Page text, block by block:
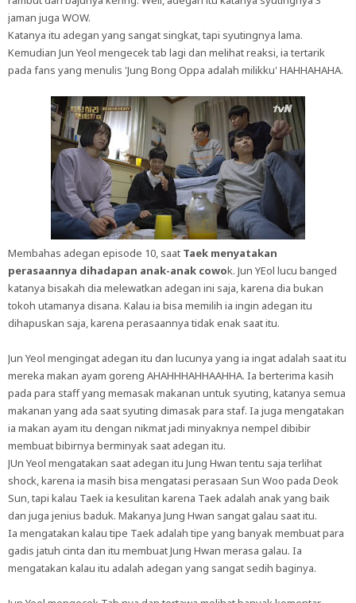
jaman juga WOW.
Katanya itu adegan yang sangat singkat, tapi syutingnya lama.
Kemudian Jun Yeol mengecek tab lagi dan melihat reaksi, ia tertarik
pada fans yang menulis 'Jung Bong Oppa adalah milikku' HAHHAHAHA.
Membahas adegan episode 10, saat Taek menyatakan
perasaannya dihadapan anak-anak cowok. Jun YEol lucu banged
katanya bisakah dia melewatkan adegan ini saja, karena dia bukan
tokoh utamanya disana. Kalau ia bisa memilih ia ingin adegan itu
dihapuskan saja, karena perasaannya tidak enak saat itu.
Jun Yeol mengingat adegan itu dan lucunya yang ia ingat adalah saat itu
mereka makan ayam goreng AHAHHHAHHAAHHA. Ia berterima kasih
pada para staff yang memasak makanan untuk syuting, katanya semua
makanan yang ada saat syuting dimasak para staf. Ia juga mengatakan
ia makan ayam itu dengan nikmat jadi minyaknya nempel dibibir
membuat bibirnya berminyak saat adegan itu.
JUn Yeol mengatakan saat adegan itu Jung Hwan tentu saja terlihat
shock, karena ia masih bisa mengatasi perasaan Sun Woo pada Deok
Sun, tapi kalau Taek ia kesulitan karena Taek adalah anak yang baik
dan juga jenius baduk. Makanya Jung Hwan sangat galau saat itu.
Ia mengatakan kalau tipe Taek adalah tipe yang banyak membuat para
gadis jatuh cinta dan itu membuat Jung Hwan merasa galau. Ia
mengatakan kalau itu adalah adegan yang sangat sedih baginya.